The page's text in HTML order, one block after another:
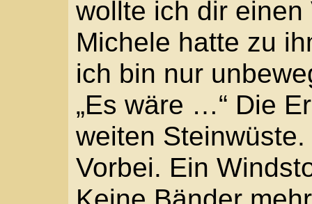
ich dich so gemalt
noch die Früchte.
ich …“ Michele
zurück. atmete rasch
Konzept, Gestaltung und Struktur, Grafiken